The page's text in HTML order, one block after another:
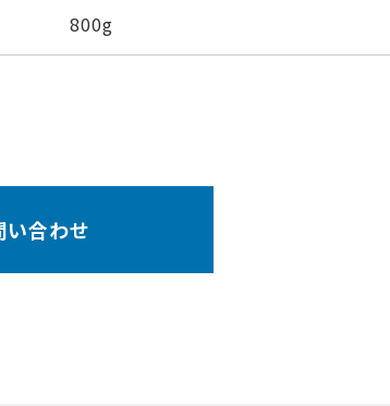
800g
合わせ